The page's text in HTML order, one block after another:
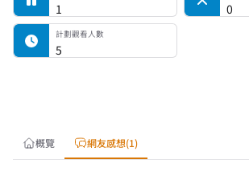
1 0
計劃觀看人數
5
概覽 網友感想(1)